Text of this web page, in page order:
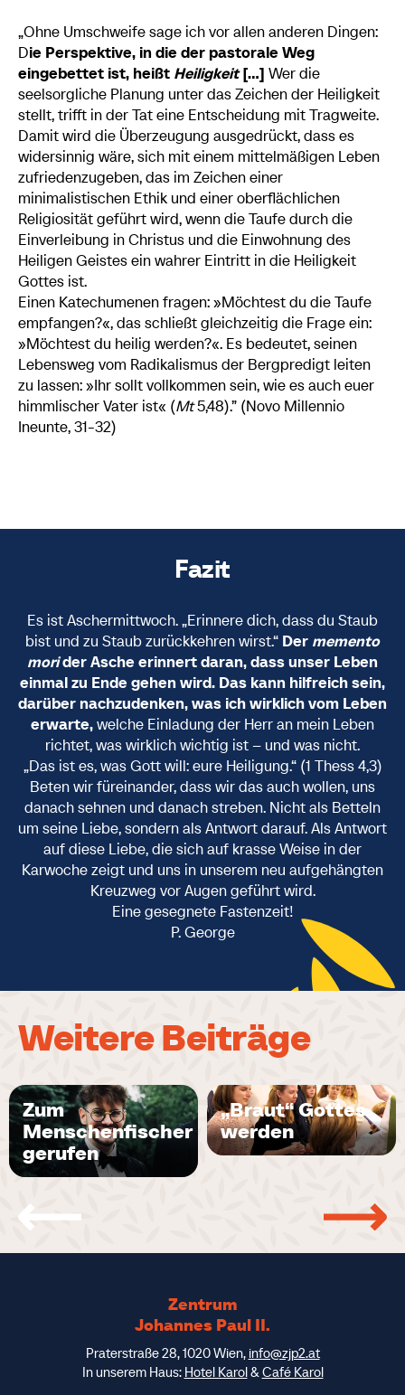
„Ohne Umschweife sage ich vor allen anderen Dingen:
Die Perspektive, in die der pastorale Weg
eingebettet ist, heißt Heiligkeit[…] Wer die
seelsorgliche Planung unter das Zeichen der Heiligkeit
stellt, trifft in der Tat eine Entscheidung mit Tragweite.
Damit wird die Überzeugung ausgedrückt, dass es
widersinnig wäre, sich mit einem mittelmäßigen Leben
zufriedenzugeben, das im Zeichen einer
minimalistischen Ethik und einer oberflächlichen
Religiosität geführt wird, wenn die Taufe durch die
Einverleibung in Christus und die Einwohnung des
Heiligen Geistes ein wahrer Eintritt in die Heiligkeit
Gottes ist.
Einen Katechumenen fragen: »Möchtest du die Taufe
empfangen?«, das schließt gleichzeitig die Frage ein:
»Möchtest du heilig werden?«. Es bedeutet, seinen
Lebensweg vom Radikalismus der Bergpredigt leiten
zu lassen: »Ihr sollt vollkommen sein, wie es auch euer
himmlischer Vater ist« (Mt5,48).” (Novo Millennio
Ineunte, 31-32)
Fazit
Es ist Aschermittwoch. „Erinnere dich, dass du Staub
bist und zu Staub zurückkehren wirst.“ Der memento
morider Asche erinnert daran, dass unser Leben
einmal zu Ende gehen wird. Das kann hilfreich sein,
darüber nachzudenken, was ich wirklich vom Leben
erwarte,welche Einladung der Herr an mein Leben
richtet, was wirklich wichtig ist – und was nicht.
„Das ist es, was Gott will: eure Heiligung.“ (1 Thess 4,3)
Beten wir füreinander, dass wir das auch wollen, uns
danach sehnen und danach streben. Nicht als Betteln
um seine Liebe, sondern als Antwort darauf. Als Antwort
auf diese Liebe, die sich auf krasse Weise in der
Karwoche zeigt und uns in unserem neu aufgehängten
Kreuzweg vor Augen geführt wird.
Eine gesegnete Fastenzeit!
P. George
Weitere Beiträge
Zum
Menschenfischer
gerufen
„Braut“ Gottes
werden
Zentrum
Johannes Paul II.
Praterstraße 28, 1020 Wien, info@zjp2.at
In unserem Haus: Hotel Karol&Café Karol